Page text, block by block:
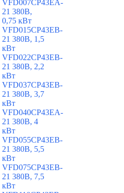
VFD007CP43EA-
21 380В,
0,75 кВт
VFD015CP43EB-
21 380В, 1,5
кВт
VFD022CP43EB-
21 380В, 2,2
кВт
VFD037CP43EB-
21 380В, 3,7
кВт
VFD040CP43EA-
21 380В, 4
кВт
VFD055CP43EB-
21 380В, 5,5
кВт
VFD075CP43EB-
21 380В, 7,5
кВт